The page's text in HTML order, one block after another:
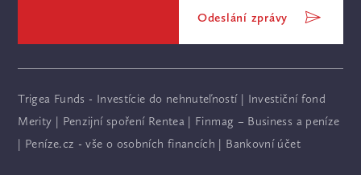
Odeslání zprávy
Trigea Funds - Investície do nehnuteľností| Investiční fond
Merity | Penzijní spoření Rentea| Finmag – Business a peníze
| Peníze.cz - vše o osobních financích | Bankovní účet